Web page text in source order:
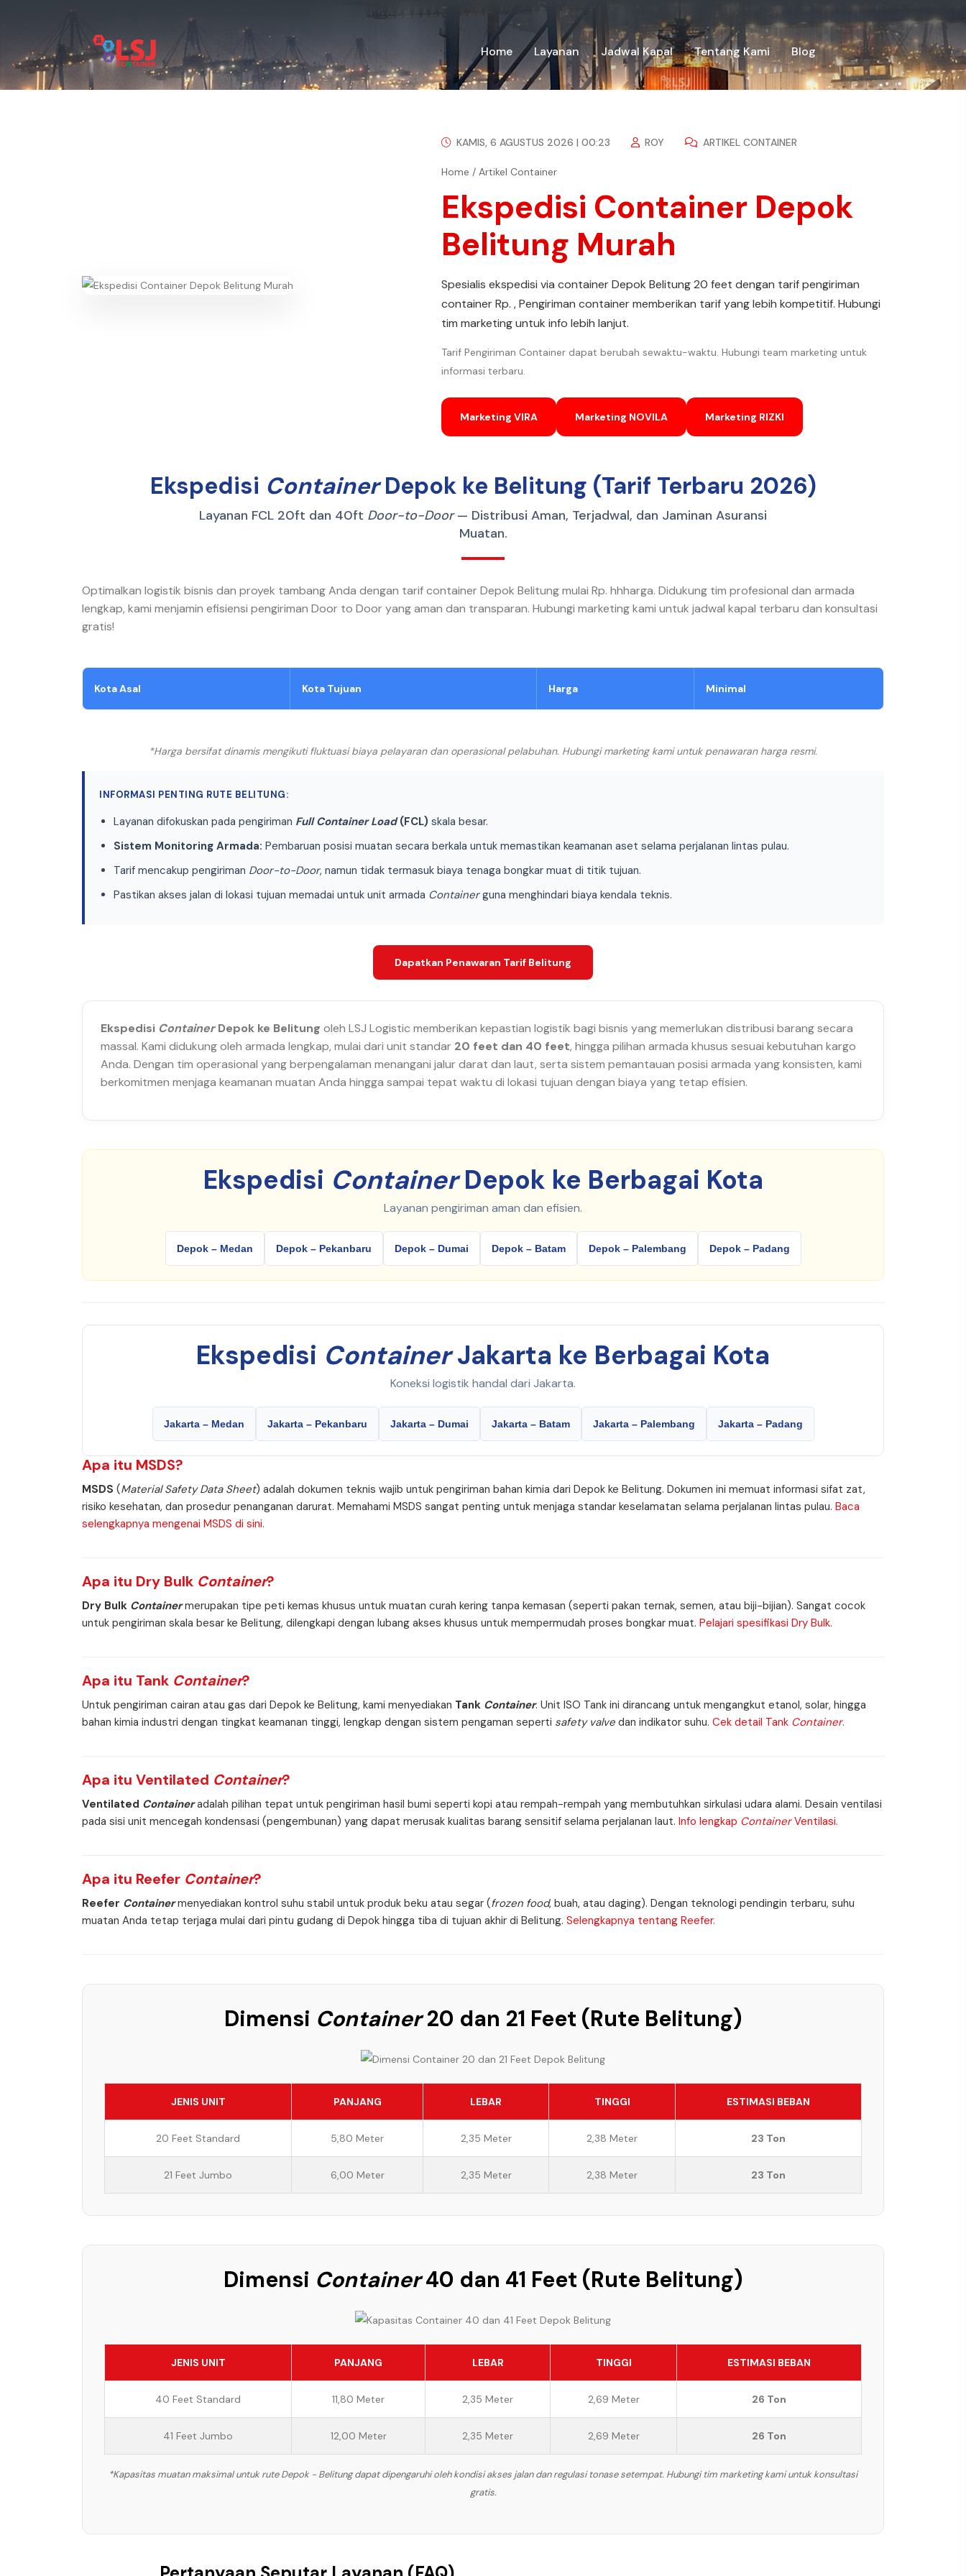
Home Layanan Jadwal Kapal Tentang Kami Blog
KAMIS, 6 AGUSTUS 2026 | 00:23 ROY ARTIKEL CONTAINER
Home / Artikel Container
Ekspedisi Container Depok
Belitung Murah
Spesialis ekspedisi via container Depok Belitung 20 feet dengan tarif pengiriman
container Rp. , Pengiriman container memberikan tarif yang lebih kompetitif. Hubungi
tim marketing untuk info lebih lanjut.
Tarif Pengiriman Container dapat berubah sewaktu-waktu. Hubungi team marketing untuk
informasi terbaru.
Marketing VIRA Marketing NOVILA Marketing RIZKI
Ekspedisi ContainerDepok ke Belitung (Tarif Terbaru 2026)
Layanan FCL 20ft dan 40ft Door-to-Door— Distribusi Aman, Terjadwal, dan Jaminan Asuransi
Muatan.
Optimalkan logistik bisnis dan proyek tambang Anda dengan tarif container Depok Belitung mulai Rp. hhharga. Didukung tim profesional dan armada
lengkap, kami menjamin efisiensi pengiriman Door to Door yang aman dan transparan. Hubungi marketing kami untuk jadwal kapal terbaru dan konsultasi
gratis!
Kota Asal Kota Tujuan Harga Minimal
*Harga bersifat dinamis mengikuti fluktuasi biaya pelayaran dan operasional pelabuhan. Hubungi marketing kami untuk penawaran harga resmi.
INFORMASI PENTING RUTE BELITUNG:
Layanan difokuskan pada pengiriman Full Container Load(FCL) skala besar.
Sistem Monitoring Armada: Pembaruan posisi muatan secara berkala untuk memastikan keamanan aset selama perjalanan lintas pulau.
Tarif mencakup pengiriman Door-to-Door, namun tidak termasuk biaya tenaga bongkar muat di titik tujuan.
Pastikan akses jalan di lokasi tujuan memadai untuk unit armada Containerguna menghindari biaya kendala teknis.
Dapatkan Penawaran Tarif Belitung
Ekspedisi ContainerDepok ke Belitung oleh LSJ Logistic memberikan kepastian logistik bagi bisnis yang memerlukan distribusi barang secara
massal. Kami didukung oleh armada lengkap, mulai dari unit standar 20 feet dan 40 feet, hingga pilihan armada khusus sesuai kebutuhan kargo
Anda. Dengan tim operasional yang berpengalaman menangani jalur darat dan laut, serta sistem pemantauan posisi armada yang konsisten, kami
berkomitmen menjaga keamanan muatan Anda hingga sampai tepat waktu di lokasi tujuan dengan biaya yang tetap efisien.
Ekspedisi ContainerDepok ke Berbagai Kota
Layanan pengiriman aman dan efisien.
Depok – Medan Depok – Pekanbaru Depok – Dumai Depok – Batam Depok – Palembang Depok – Padang
Ekspedisi ContainerJakarta ke Berbagai Kota
Koneksi logistik handal dari Jakarta.
Jakarta – Medan Jakarta – Pekanbaru Jakarta – Dumai Jakarta – Batam Jakarta – Palembang Jakarta – Padang
Apa itu MSDS?
MSDS (Material Safety Data Sheet) adalah dokumen teknis wajib untuk pengiriman bahan kimia dari Depok ke Belitung. Dokumen ini memuat informasi sifat zat,
risiko kesehatan, dan prosedur penanganan darurat. Memahami MSDS sangat penting untuk menjaga standar keselamatan selama perjalanan lintas pulau. Baca
selengkapnya mengenai MSDS di sini.
Apa itu Dry Bulk Container?
Dry Bulk Containermerupakan tipe peti kemas khusus untuk muatan curah kering tanpa kemasan (seperti pakan ternak, semen, atau biji-bijian). Sangat cocok
untuk pengiriman skala besar ke Belitung, dilengkapi dengan lubang akses khusus untuk mempermudah proses bongkar muat. Pelajari spesifikasi Dry Bulk.
Apa itu Tank Container?
Untuk pengiriman cairan atau gas dari Depok ke Belitung, kami menyediakan Tank Container. Unit ISO Tank ini dirancang untuk mengangkut etanol, solar, hingga
bahan kimia industri dengan tingkat keamanan tinggi, lengkap dengan sistem pengaman seperti safety valve dan indikator suhu. Cek detail Tank Container.
Apa itu Ventilated Container?
Ventilated Containeradalah pilihan tepat untuk pengiriman hasil bumi seperti kopi atau rempah-rempah yang membutuhkan sirkulasi udara alami. Desain ventilasi
pada sisi unit mencegah kondensasi (pengembunan) yang dapat merusak kualitas barang sensitif selama perjalanan laut. Info lengkap ContainerVentilasi.
Apa itu Reefer Container?
Reefer Containermenyediakan kontrol suhu stabil untuk produk beku atau segar (frozen food, buah, atau daging). Dengan teknologi pendingin terbaru, suhu
muatan Anda tetap terjaga mulai dari pintu gudang di Depok hingga tiba di tujuan akhir di Belitung. Selengkapnya tentang Reefer.
Dimensi Container20 dan 21 Feet (Rute Belitung)
JENIS UNIT PANJANG LEBAR TINGGI ESTIMASI BEBAN
20 Feet Standard 5,80 Meter 2,35 Meter 2,38 Meter 23 Ton
21 Feet Jumbo 6,00 Meter 2,35 Meter 2,38 Meter 23 Ton
Dimensi Container40 dan 41 Feet (Rute Belitung)
JENIS UNIT PANJANG LEBAR TINGGI ESTIMASI BEBAN
40 Feet Standard 11,80 Meter 2,35 Meter 2,69 Meter 26 Ton
41 Feet Jumbo 12,00 Meter 2,35 Meter 2,69 Meter 26 Ton
*Kapasitas muatan maksimal untuk rute Depok - Belitung dapat dipengaruhi oleh kondisi akses jalan dan regulasi tonase setempat. Hubungi tim marketing kami untuk konsultasi
gratis.